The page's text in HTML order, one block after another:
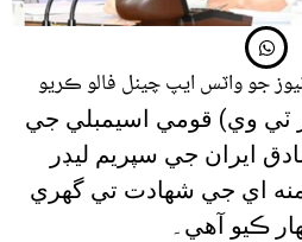
جو واٽس ايپ چينل فالو ڪريو
ٽي وي) قومي اسيمبلي جي
ايران جي سپريم ليڊر
اي جي شهادت تي گهري
ڪيو آهي۔